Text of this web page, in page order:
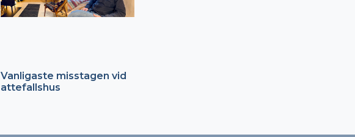
Vanligaste misstagen vid
attefallshus